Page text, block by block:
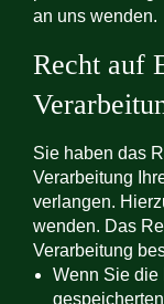
an uns wenden.
Recht auf
Sie haben das
Verarbeitung
verlangen.
wenden. Das
Verarbeitung
Wenn Sie die